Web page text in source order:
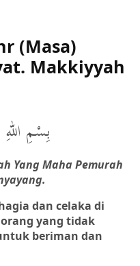
(Masa)
Makkiyyah
بِسْمِ
Yang Maha Pemurah
dan celaka di
yang tidak
beriman dan